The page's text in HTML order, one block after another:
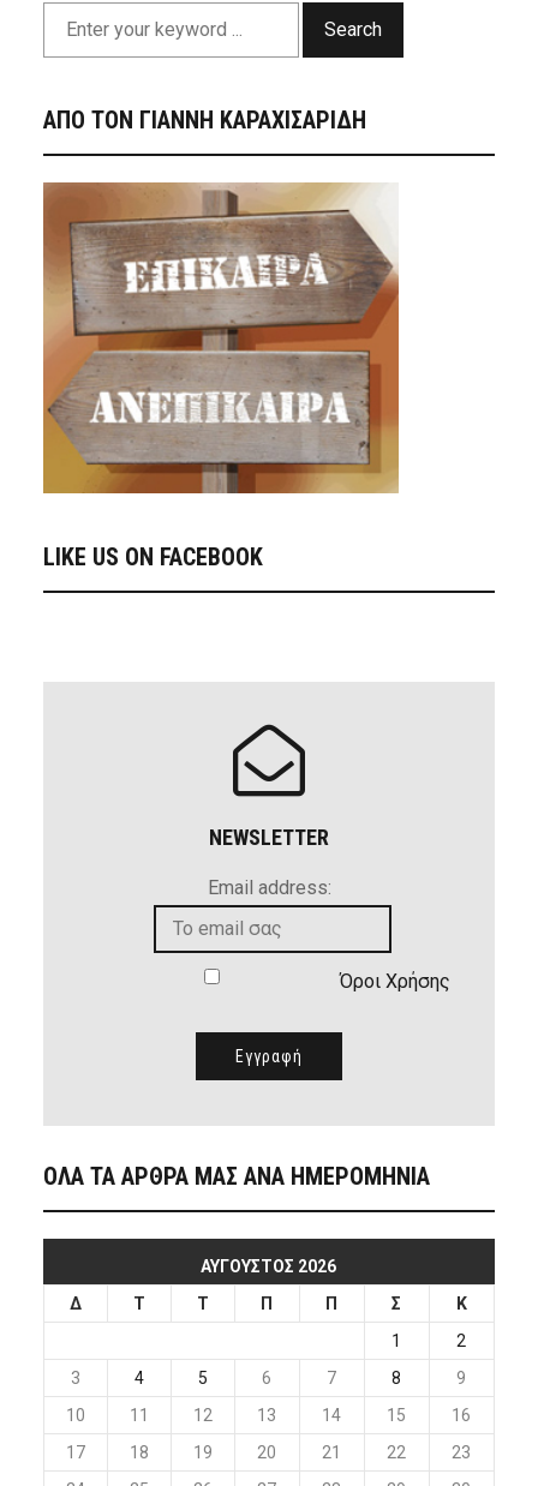
Search
ΑΠΟ ΤΟΝ ΓΙΑΝΝΗ ΚΑΡΑΧΙΣΑΡΙΔΗ
LIKE US ON FACEBOOK
NEWSLETTER
Email address:
Όροι Χρήσης
ΟΛΑ ΤΑ ΑΡΘΡΑ ΜΑΣ ΑΝΑ ΗΜΕΡΟΜΗΝΙΑ
ΑΎΓΟΥΣΤΟΣ 2026
Δ
Τ Τ Π Π Σ
Κ
1
2
3
4 5 6 7 8
9
10
11 12 13 14 15
16
17
18 19 20 21 22
23